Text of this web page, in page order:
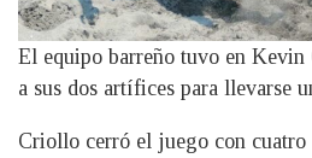
El equipo barreño tuvo en
a sus dos artífices para llevarse
Criollo cerró el juego con